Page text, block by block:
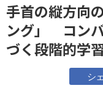
手首の縦方向
ング」 コン
づく段階的学
シ